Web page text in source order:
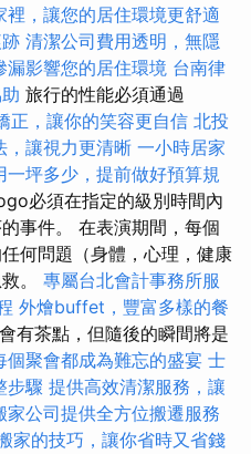
裡，讓您的居住環境更舒適
清潔公司費用透明，無隱
漏影響您的居住環境 台南律
旅行的性能必須通過
正，讓你的笑容更自信 北投
，讓視力更清晰 一小時居家
一坪多少，提前做好預算規
必須在指定的級別時間內
事件。 在表演期間，每個
何問題（身體，心理，健康
。 專屬台北會計事務所服
外燴buffet，豐富多樣的餐
有茶點，但隨後的瞬間將是
個聚會都成為難忘的盛宴 士
步驟 提供高效清潔服務，讓
家公司提供全方位搬遷服務
家的技巧，讓你省時又省錢